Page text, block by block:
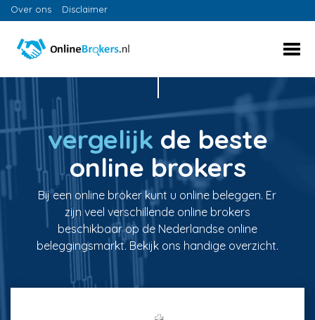
Over ons Disclaimer
vergelijk de beste
online brokers
Bij een online broker kunt u online beleggen. Er
zijn veel verschillende online brokers
beschikbaar op de Nederlandse online
beleggingsmarkt. Bekijk ons handige overzicht.